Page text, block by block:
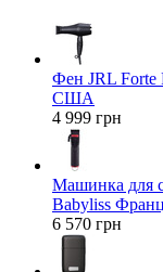
Фен JRL Forte
США
4 999 грн
Машинка для
Babyliss
6 570 грн